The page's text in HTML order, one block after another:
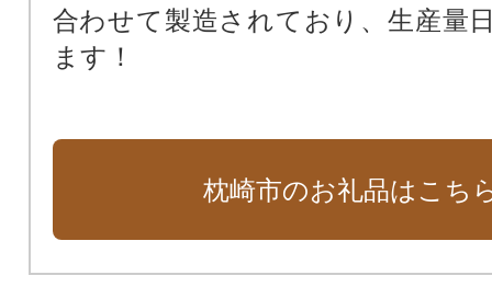
合わせて製造されており、生産量
ます！
枕崎市のお礼品はこち